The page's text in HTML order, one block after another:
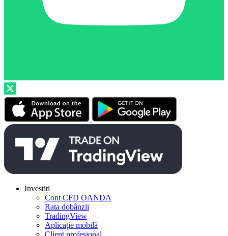
Investiți
Cont CFD OANDA
Rata dobânzii
TradingView
Aplicație mobilă